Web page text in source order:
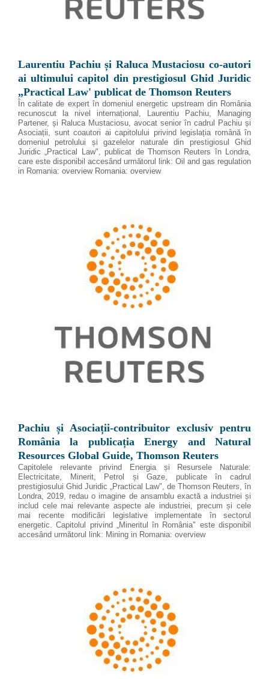
Laurentiu Pachiu și Raluca Mustaciosu co-autori
ai ultimului capitol din prestigiosul Ghid Juridic
„Practical Law' publicat de Thomson Reuters
În calitate de expert în domeniul energetic upstream din România
recunoscut la nivel internațional, Laurentiu Pachiu, Managing
Partener, și Raluca Mustaciosu, avocat senior în cadrul Pachiu și
Asociații, sunt coautori ai capitolului privind legislația română în
domeniul petrolului și gazelelor naturale din prestigiosul Ghid
Juridic „Practical Law", publicat de Thomson Reuters în Londra,
care este disponibil accesând următorul link: Oil and gas regulation
in Romania: overview Romania: overview
Pachiu și Asociații-contribuitor exclusiv pentru
România la publicația Energy and Natural
Resources Global Guide, Thomson Reuters
Capitolele relevante privind Energia și Resursele Naturale:
Electricitate, Minerit, Petrol și Gaze, publicate în cadrul
prestigiosului Ghid Juridic „Practical Law", de Thomson Reuters, în
Londra, 2019, redau o imagine de ansamblu exactă a industriei și
includ cele mai relevante aspecte ale industriei, precum și cele
mai recente modificări legislative implementate în sectorul
energetic. Capitolul privind „Mineritul în România" este disponibil
accesând următorul link: Mining in Romania: overview